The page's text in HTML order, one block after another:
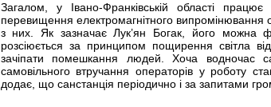
Загалом, у Івано-Франківській області
перевищення електромагнітного випромінювання
з них. Як зазначає Лук’ян Богак, його можна
розсіюється за принципом пощирення світла
зачіпати помешкання людей. Хоча водночас
самовільного втручання операторів у роботу
додає, що санстанція періодично і за запитами